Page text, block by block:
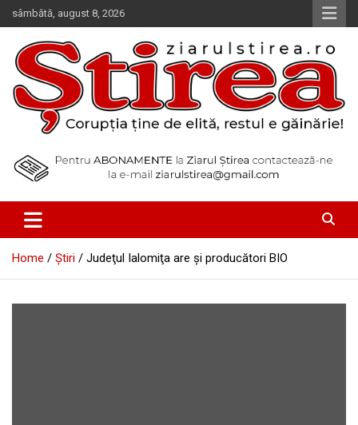
Skip
to
content
sâmbătă, august 8, 2026
Ziarul Știrea
Home Știri Judeţul Ialomiţa are şi producători BIO